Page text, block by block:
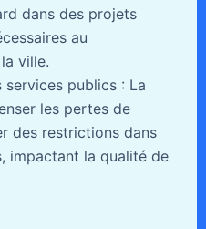
dans des projets
au
ville.
publics : La
les pertes de
des restrictions dans
impactant la qualité de